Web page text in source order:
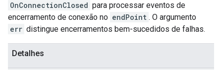
OnConnectionClosed para processar eventos de
encerramento de conexão no endPoint . O argumento
err distingue encerramentos bem-sucedidos de falhas.
Detalhes